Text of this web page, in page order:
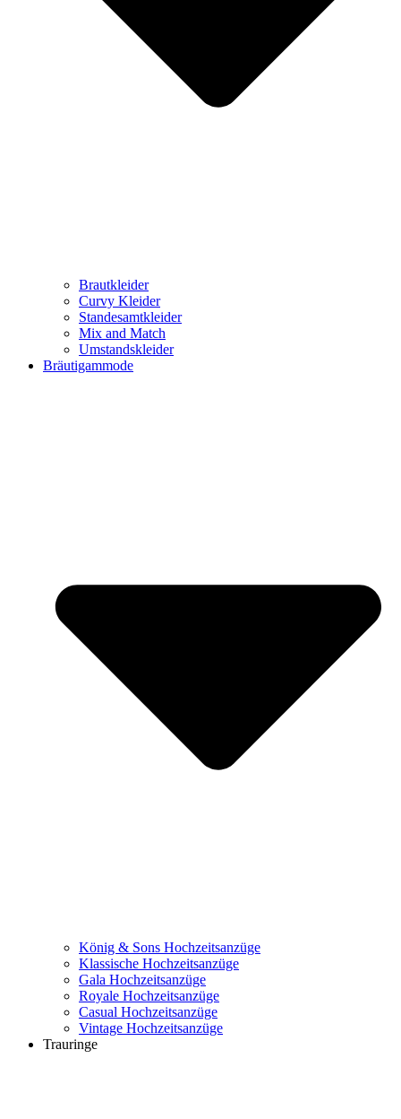
Brautkleider
Curvy Kleider
Standesamtkleider
Mix and Match
Umstandskleider
Bräutigammode
König & Sons Hochzeitsanzüge
Klassische Hochzeitsanzüge
Gala Hochzeitsanzüge
Royale Hochzeitsanzüge
Casual Hochzeitsanzüge
Vintage Hochzeitsanzüge
Trauringe